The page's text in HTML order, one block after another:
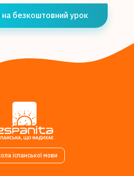
на безкоштовний урок
іспанської мови